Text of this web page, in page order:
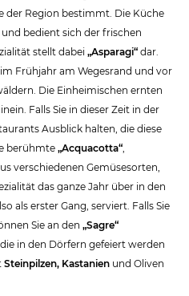
der Region bestimmt. Die Küche
bedient sich der frischen
stellt dabei „Asparagi“ dar.
Frühjahr am Wegesrand und vor
Die Einheimischen ernten
Falls Sie in dieser Zeit in der
Ausblick halten, die diese
berühmte „Acquacotta“,
verschiedenen Gemüsesorten,
das ganze Jahr über in den
als erster Gang, serviert. Falls Sie
Sie an den „Sagre“
in den Dörfern gefeiert werden
Steinpilzen, Kastanien und Oliven